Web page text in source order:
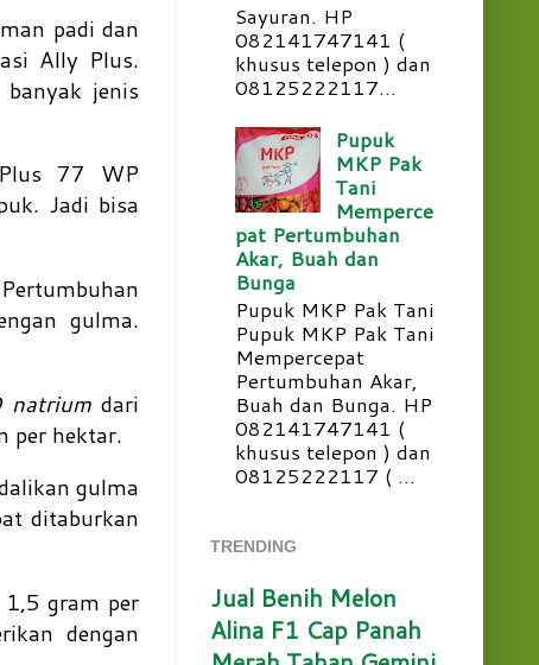
padi dan
Ally Plus.
jenis
77 WP
Jadi bisa
gulma.
natrium dari
per hektar.
gulma
ditaburkan
gram per
dengan
Sayuran. HP
082141747141 (
khusus telepon ) dan
08125222117...
Pupuk
MKP Pak
Tani
Memperce
pat Pertumbuhan
Akar, Buah dan
Bunga
Pupuk MKP Pak Tani
Pupuk MKP Pak Tani
Mempercepat
Pertumbuhan Akar,
Buah dan Bunga. HP
082141747141 (
khusus telepon ) dan
08125222117 ( ...
TRENDING
Jual Benih Melon
Alina F1 Cap Panah